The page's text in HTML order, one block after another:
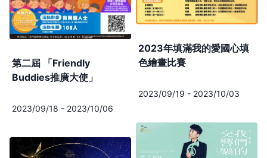
第二屆 「Friendly
Buddies推廣大使」
2023/09/18 - 2023/10/06
2023年填滿我的愛國心填
色繪畫比賽
2023/09/19 - 2023/10/03